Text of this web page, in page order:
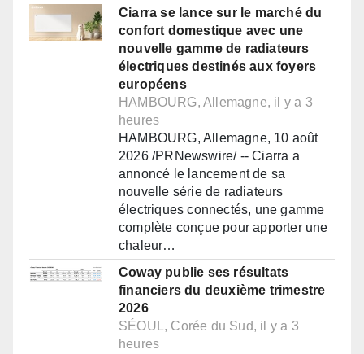
Ciarra se lance sur le marché du
confort domestique avec une
nouvelle gamme de radiateurs
électriques destinés aux foyers
européens
HAMBOURG, Allemagne, il y a 3
heures
HAMBOURG, Allemagne, 10 août
2026 /PRNewswire/ -- Ciarra a
annoncé le lancement de sa
nouvelle série de radiateurs
électriques connectés, une gamme
complète conçue pour apporter une
chaleur…
Coway publie ses résultats
financiers du deuxième trimestre
2026
SÉOUL, Corée du Sud, il y a 3
heures